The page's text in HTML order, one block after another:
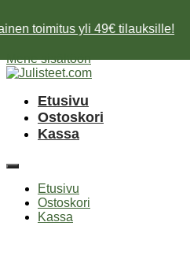
toimitus yli 49€ tilauksille!
Mene sisältöön
Etusivu
Ostoskori
Kassa
Etusivu
Ostoskori
Kassa